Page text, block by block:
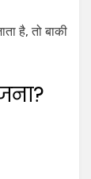
है, तो बाकी